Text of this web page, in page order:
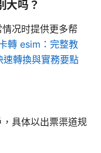
大吗？
况时提供更多帮
轉 esim：完整教
轉換與實務要點
具体以出票渠道规